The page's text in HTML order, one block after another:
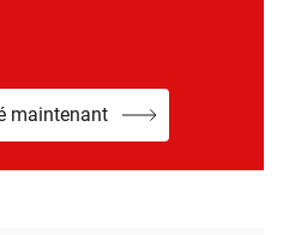
maintenant